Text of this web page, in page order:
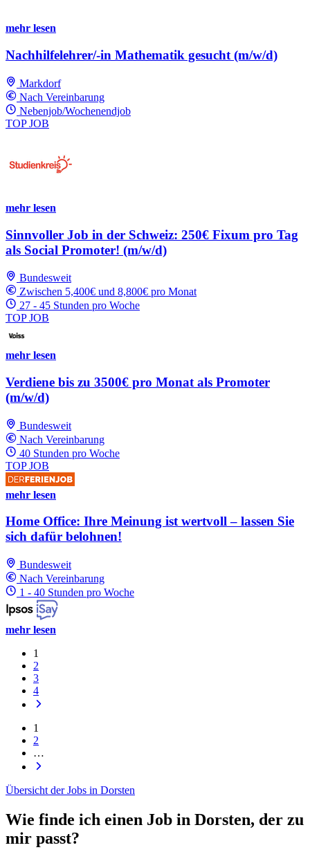
mehr lesen
Nachhilfelehrer/-in Mathematik gesucht (m/w/d)
Markdorf
Nach Vereinbarung
Nebenjob/Wochenendjob
TOP JOB
mehr lesen
Sinnvoller Job in der Schweiz: 250€ Fixum pro Tag
als Social Promoter! (m/w/d)
Bundesweit
Zwischen 5,400€ und 8,800€ pro Monat
27 - 45 Stunden pro Woche
TOP JOB
mehr lesen
Verdiene bis zu 3500€ pro Monat als Promoter
(m/w/d)
Bundesweit
Nach Vereinbarung
40 Stunden pro Woche
TOP JOB
mehr lesen
Home Office: Ihre Meinung ist wertvoll – lassen Sie
sich dafür belohnen!
Bundesweit
Nach Vereinbarung
1 - 40 Stunden pro Woche
mehr lesen
1
2
3
4
1
2
…
Übersicht der Jobs in Dorsten
Wie finde ich einen Job in Dorsten, der zu
mir passt?